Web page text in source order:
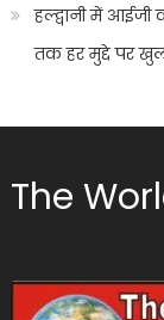
हल्द्वानी में
तक हर मुद्दे पर
The